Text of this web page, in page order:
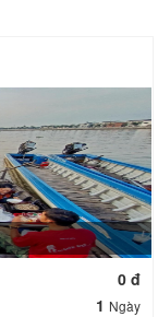
0 đ
1 Ngày